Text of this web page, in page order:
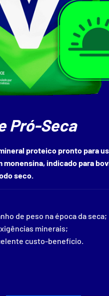
Pró-Seca
proteico pronto para
monensina, indicado para
seco.
de peso na época da seca;
minerais;
custo-benefício.